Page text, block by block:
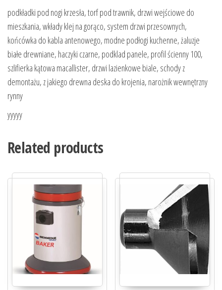
podkładki pod nogi krzesła, torf pod trawnik, drzwi wejściowe do
mieszkania, wkłady klej na gorąco, system drzwi przesownych,
końcówka do kabla antenowego, modne podłogi kuchenne, żaluzje
białe drewniane, haczyki czarne, podklad panele, profil ścienny 100,
szlifierka kątowa macallister, drzwi lazienkowe biale, schody z
demontażu, z jakiego drewna deska do krojenia, narożnik wewnętrzny
rynny
yyyyy
Related products